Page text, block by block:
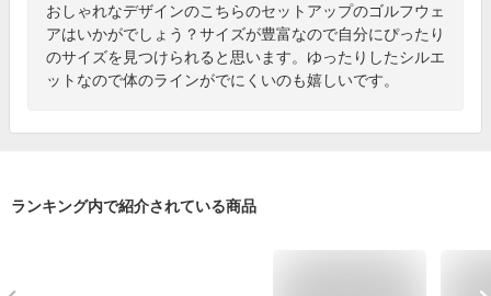
おしゃれなデザインのこちらのセットアップのゴルフウェ
アはいかがでしょう？サイズが豊富なので自分にぴったり
のサイズを見つけられると思います。ゆったりしたシルエ
ットなので体のラインがでにくいのも嬉しいです。
ランキング内で紹介されている商品